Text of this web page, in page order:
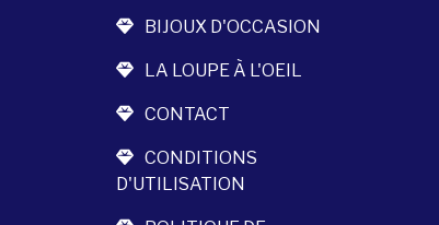
BIJOUX D'OCCASION
LA LOUPE À L'OEIL
CONTACT
CONDITIONS
D'UTILISATION